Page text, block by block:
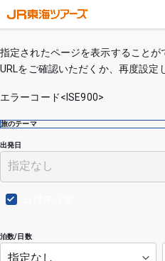
指定されたページを表示することが
URLをご確認いただくか、再度設定
エラーコード<ISE900>
出発日
泊数/日数
旅のテーマ